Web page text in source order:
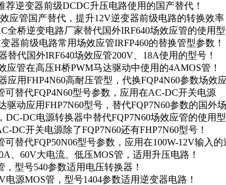
荐逆变器前级DCDC升压电路使用的国产替代！
应管国产替代，提升12V逆变器前级电路的转换效率
全桥逆变电路厂家替代国外IRF640场效应管的使用型
器前级电路常用场效应管IRFP460的替换管型参数！
替代国外IRF640场效应管200V、18A使用的型号！
应管在高压H桥PWM马达驱动中使用的4AMOS管！
应用FHP4N60高耐压管型，代换FQP4N60参数场效应
可替代FQP4N60型号参数，应用在AC-DC开关电源
驱动应用FHP7N60型号，替代FQP7N60参数的国外场
DC-DC电源转换器中替代FQP7N60场效应管的使用型
DC开关电源除了FQP7N60还有FHP7N60型号！
可替代FQP50N06型号参数，应用在100W-12V输入的
、60V大电流、低压MOS管，适用升压电路！
，型号540参数适用电压转换器！
电源MOS管，型号1404参数适用逆变器电路！